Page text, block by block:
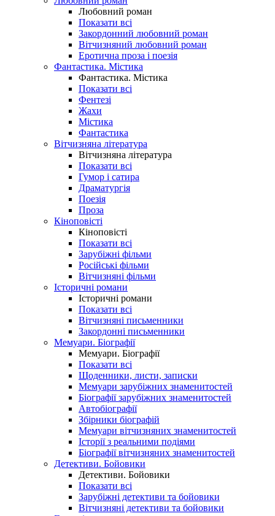
Любовний роман
Показати всі
Закордонний любовний роман
Вітчизняний любовний роман
Еротична проза і поезія
Фантастика. Містика
Фантастика. Містика
Показати всі
Фентезі
Жахи
Містика
Фантастика
Вітчизняна література
Вітчизняна література
Показати всі
Гумор і сатира
Драматургія
Поезія
Проза
Кіноповісті
Кіноповісті
Показати всі
Зарубіжні фільми
Російські фільми
Вітчизняні фільми
Історичні романи
Історичні романи
Показати всі
Вітчизняні письменники
Закордонні письменники
Мемуари. Біографії
Мемуари. Біографії
Показати всі
Щоденники, листи, записки
Мемуари зарубіжних знаменитостей
Біографії зарубіжних знаменитостей
Автобіографії
Збірники біографій
Мемуари вітчизняних знаменитостей
Історії з реальними подіями
Біографії вітчизняних знаменитостей
Детективи. Бойовики
Детективи. Бойовики
Показати всі
Зарубіжні детективи та бойовики
Вітчизняні детективи та бойовики